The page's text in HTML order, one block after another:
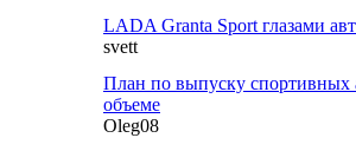
LADA Granta Sport глазами
svett
План по выпуску
объеме
Oleg08